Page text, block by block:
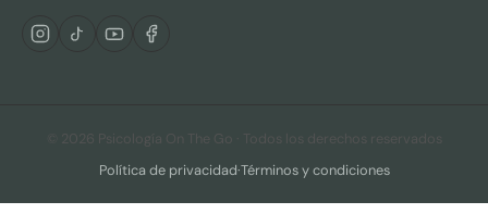
© 2026 Psicología On The Go · Todos los derechos reservados
Política de privacidad·Términos y condiciones